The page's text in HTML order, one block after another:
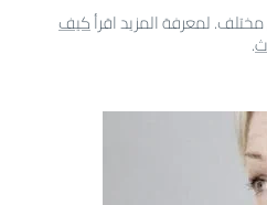
لمعرفة المزيد اقرأكيف
.